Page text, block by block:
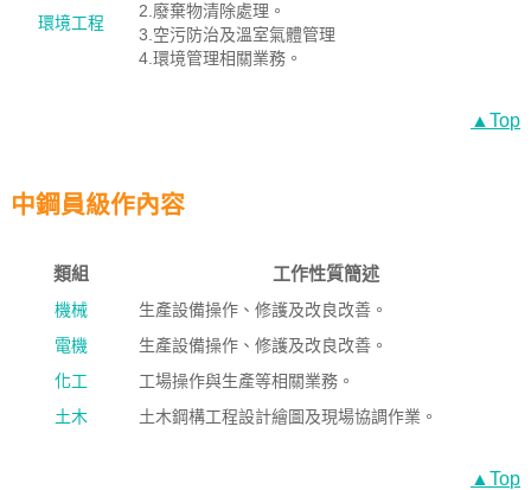
環境工程
2.廢棄物清除處理。
3.空污防治及溫室氣體管理
4.環境管理相關業務。
▲Top
中鋼員級作內容
類組 工作性質簡述
機械
生產設備操作、修護及改良改善。
電機
生產設備操作、修護及改良改善。
化工
工場操作與生產等相關業務。
土木
土木鋼構工程設計繪圖及現場協調作業。
▲Top